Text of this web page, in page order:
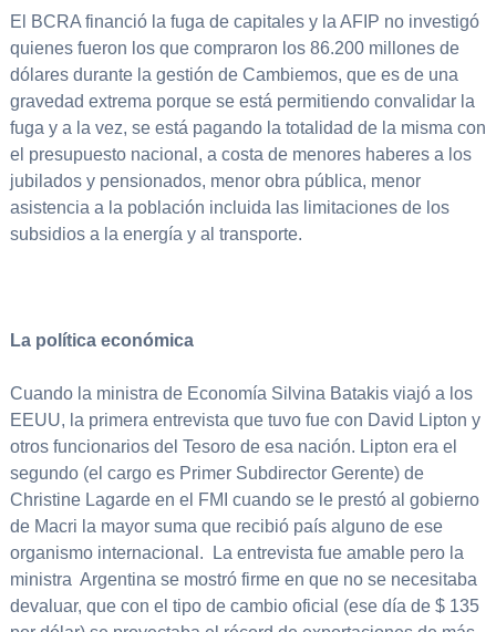
El BCRA financió la fuga de capitales y la AFIP no investigó
quienes fueron los que compraron los 86.200 millones de
dólares durante la gestión de Cambiemos, que es de una
gravedad extrema porque se está permitiendo convalidar la
fuga y a la vez, se está pagando la totalidad de la misma con
el presupuesto nacional, a costa de menores haberes a los
jubilados y pensionados, menor obra pública, menor
asistencia a la población incluida las limitaciones de los
subsidios a la energía y al transporte.
La política económica
Cuando la ministra de Economía Silvina Batakis viajó a los
EEUU, la primera entrevista que tuvo fue con David Lipton y
otros funcionarios del Tesoro de esa nación. Lipton era el
segundo (el cargo es Primer Subdirector Gerente) de
Christine Lagarde en el FMI cuando se le prestó al gobierno
de Macri la mayor suma que recibió país alguno de ese
organismo internacional. La entrevista fue amable pero la
ministra Argentina se mostró firme en que no se necesitaba
devaluar, que con el tipo de cambio oficial (ese día de $ 135